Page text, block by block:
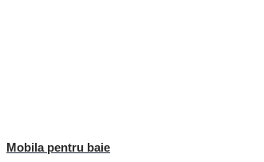
Mobila pentru baie